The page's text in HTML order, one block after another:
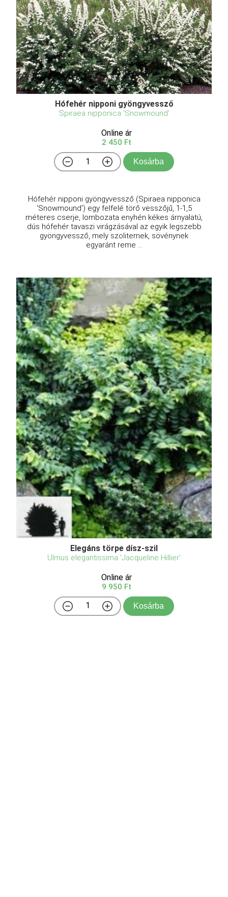
Hófehér nipponi gyöngyvessző
Spiraea nipponica 'Snowmound'
Online ár
2 450 Ft
Kosárba
Hófehér nipponi gyöngyvessző (Spiraea nipponica
'Snowmound') egy felfelé törő vesszőjű, 1-1,5
méteres cserje, lombozata enyhén kékes árnyalatú,
dús hófehér tavaszi virágzásával az egyik legszebb
gyöngyvessző, mely szoliternek, sövénynek
egyaránt reme ...
Elegáns törpe dísz-szil
Ulmus elegantissima 'Jacqueline Hillier'
Online ár
9 950 Ft
Kosárba